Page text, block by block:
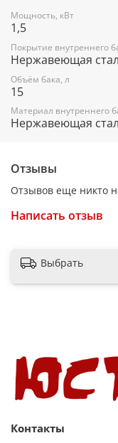
Наличие Wi-Fi:нет
Цвет:белый
Высота:453 мм
Вес:5.8 кг
Мощность, кВт
1,5
Покрытие внутреннего
Нержавеющая
Объём бака, л
15
Материал внутреннего
Нержавеющая
Отзывы
Отзывов еще никто
Написать отзыв
Выбрать
Контакты